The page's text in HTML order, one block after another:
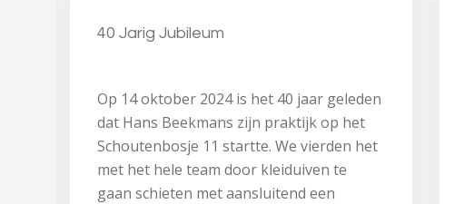
40 Jarig Jubileum
Op 14 oktober 2024 is het 40 jaar geleden
dat Hans Beekmans zijn praktijk op het
Schoutenbosje 11 startte. We vierden het
met het hele team door kleiduiven te
gaan schieten met aansluitend een